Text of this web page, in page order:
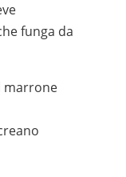
funga da
marrone